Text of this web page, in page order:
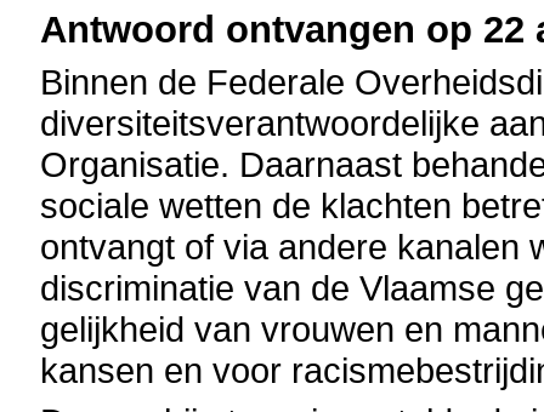
Antwoord ontvangen op 22
Binnen de Federale
diversiteitsverantwoordelijke
Organisatie. Daarnaast
sociale wetten de klachten
ontvangt of via andere kanalen
discriminatie van de Vlaamse
gelijkheid van vrouwen en
kansen en voor